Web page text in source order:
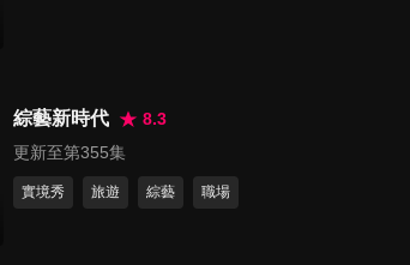
第1201集 想搶便宜趁現在？各
國冬季旅遊全攻略！
綜藝新時代
8.3
更新至第355集
實境秀 旅遊 綜藝 職場